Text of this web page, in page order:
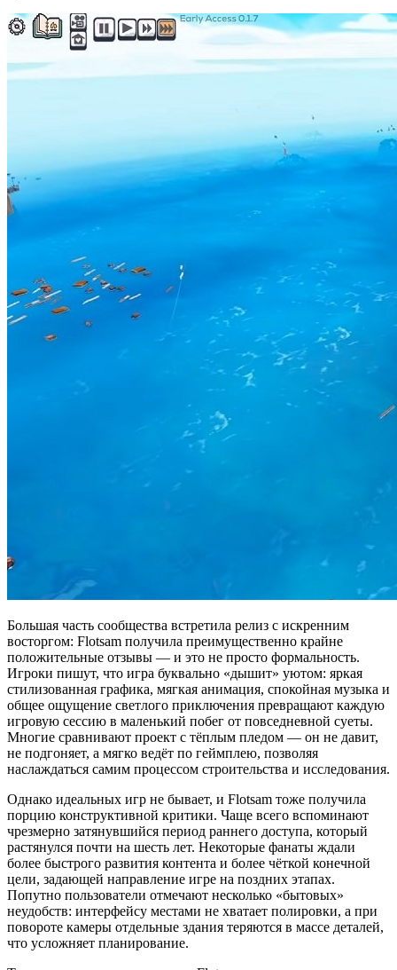
Большая часть сообщества встретила релиз с искренним
восторгом: Flotsam получила преимущественно крайне
положительные отзывы — и это не просто формальность.
Игроки пишут, что игра буквально «дышит» уютом: яркая
стилизованная графика, мягкая анимация, спокойная музыка и
общее ощущение светлого приключения превращают каждую
игровую сессию в маленький побег от повседневной суеты.
Многие сравнивают проект с тёплым пледом — он не давит,
не подгоняет, а мягко ведёт по геймплею, позволяя
наслаждаться самим процессом строительства и исследования.
Однако идеальных игр не бывает, и Flotsam тоже получила
порцию конструктивной критики. Чаще всего вспоминают
чрезмерно затянувшийся период раннего доступа, который
растянулся почти на шесть лет. Некоторые фанаты ждали
более быстрого развития контента и более чёткой конечной
цели, задающей направление игре на поздних этапах.
Попутно пользователи отмечают несколько «бытовых»
неудобств: интерфейсу местами не хватает полировки, а при
повороте камеры отдельные здания теряются в массе деталей,
что усложняет планирование.